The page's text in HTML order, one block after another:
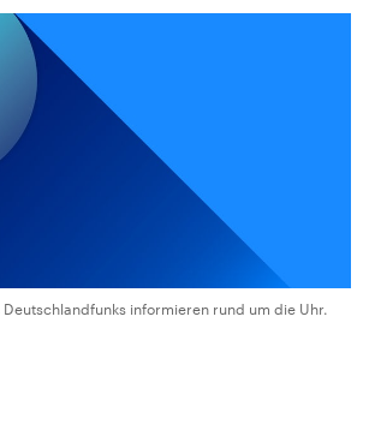
informieren rund um die Uhr.